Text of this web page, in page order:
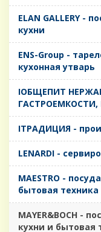
ELAN GALLERY -
кухни
ENS-Group -
кухонная утварь
IОБЩЕПИТ
IТРАДИЦИЯ -
LENARDI -
MAESTRO -
бытовая техника
MAYER&BOCH -
кухни и бытовая